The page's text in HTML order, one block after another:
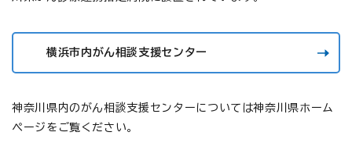
横浜市内がん相談支援センター
神奈川県内のがん相談支援センターについては神奈川県ホーム
ページをご覧ください。